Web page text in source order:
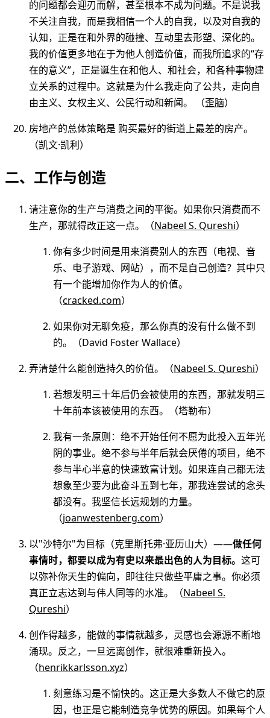
的问题都会迎刃而解，甚至根本不成为问题。不是说我
不关注自我，而是我相信一个人的自我，以及对自我的
认知，正是在和外界的碰撞、互动里去形塑、深化的。
我的价值更多地在于为他人创造价值，而我所追求的“存
在的意义”，正是诞生在和他人、和社会，和各种事物建
立关系的过程中。这就是为什么我走向了公共，走向自
由主义、女权主义、公民行动和新闻。 （歪脑）
房地产的总体策略是 购买最好的街道上最差的房产。
（凯文·凯利）
二、工作与创造
请注意你的生产与消费之间的平衡。如果你只消费而不
生产，那就得改正这一点。（Nabeel S. Qureshi）
你有多少时间是用来消费别人的东西（电视、音
乐、电子游戏、网站），而不是自己创造？其中只
有一个能增加你作为人的价值。
（cracked.com）
如果你对无聊免疫，那么你真的没有什么做不到
的。（David Foster Wallace）
弄清楚什么能创造持久的价值。（Nabeel S. Qureshi）
若想发明三十年后仍会被使用的东西，那就发明三
十年前本该被使用的东西。（塔勒布）
我有一条原则：绝不开始任何不愿为此投入五年光
阴的事业。绝不参与半年后就会厌倦的项目，绝不
参与半心半意的快速致富计划。如果连自己都无法
想象至少要为此奋斗五到七年，那我连尝试的念头
都没有。我坚信长远规划的力量。
（joanwestenberg.com）
以"沙特尔"为目标（克里斯托弗·亚历山大）——做任何
事情时，都要以成为有史以来最出色的人为目标。 这可
以弥补你天生的偏向，即往往只做些平庸之事。你必须
真正立志达到与伟人同等的水准。（Nabeel S.
Qureshi）
创作得越多，能做的事情就越多，灵感也会源源不断地
涌现。反之，一旦远离创作，就很难重新投入。
（henrikkarlsson.xyz）
刻意练习是不愉快的。这正是大多数人不做它的原
因，也正是它能制造竞争优势的原因。如果每个人